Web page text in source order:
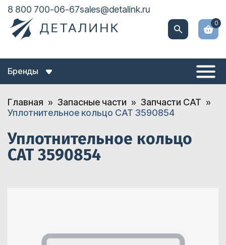
8 800 700-06-67sales@detalink.ru
0
Бренды
Главная Запасные части
Запчасти CAT
Уплотнительное кольцо CAT 3590854
Уплотнительное кольцо
CAT 3590854